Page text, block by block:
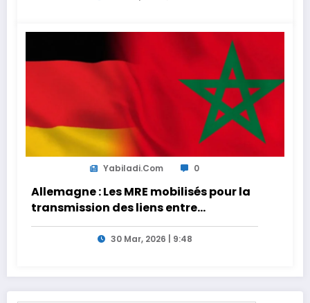
Yabiladi.com 0
Allemagne : Les MRE mobilisés pour la
transmission des liens entre
générations
30 Mar, 2026 | 9:48